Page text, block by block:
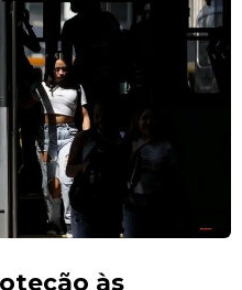
às